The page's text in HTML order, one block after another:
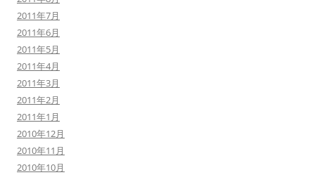
2011年7月
2011年6月
2011年5月
2011年4月
2011年3月
2011年2月
2011年1月
2010年12月
2010年11月
2010年10月